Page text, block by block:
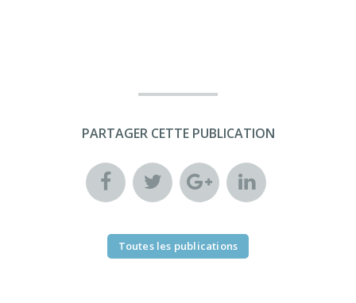
PARTAGER CETTE PUBLICATION
Toutes les publications